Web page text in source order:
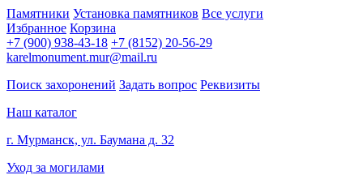
Памятники Установка памятников Все услуги
Избранное Корзина
+7 (900) 938-43-18 +7 (8152) 20-56-29
karelmonument.mur@mail.ru
Поиск захоронений Задать вопрос Реквизиты
Наш каталог
г. Мурманск, ул. Баумана д. 32
Уход за могилами